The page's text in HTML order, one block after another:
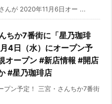
んが 2020年11月6日オー ...
ちか7番街に「星乃珈琲
4日（水）にオープン予
オープン #新店情報 #開店
#星乃珈琲店
プン予定！ 三宮・さんちか7番街